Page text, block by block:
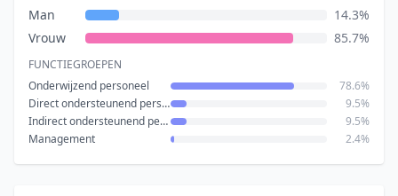
Man
14.3%
Vrouw
85.7%
FUNCTIEGROEPEN
Onderwijzend personeel
78.6%
Direct ondersteunend personeel
9.5%
Indirect ondersteunend personeel
9.5%
Management
2.4%